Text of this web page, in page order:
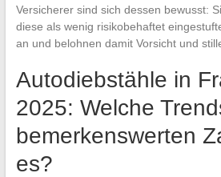
Versicherer sind sich dessen bewusst:
diese als wenig risikobehaftet
an und belohnen damit Vorsicht und
Autodiebstähle in
2025: Welche
bemerkenswerten
es?